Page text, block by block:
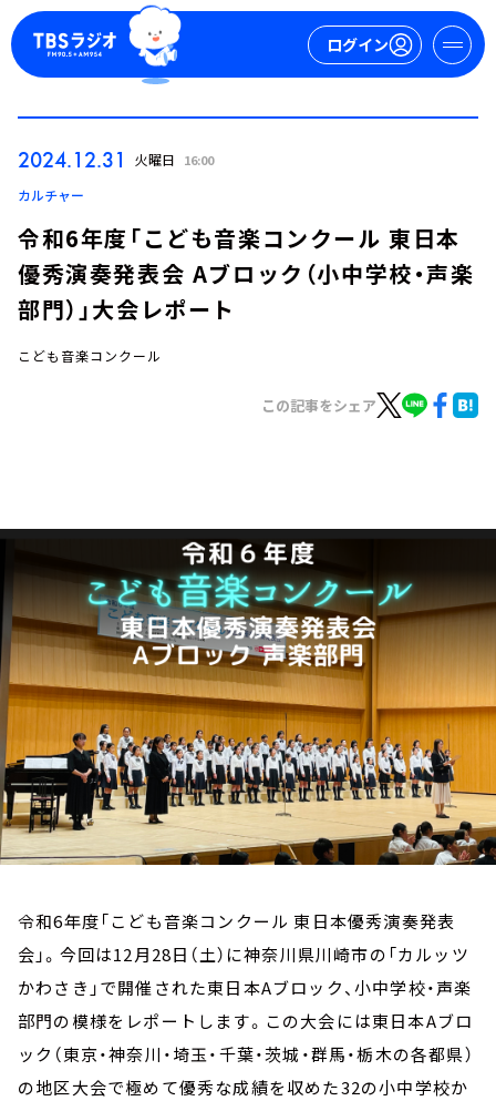
ログイン
イベント・グッズ
会社情報
2024.12.31 火曜日 16:00
カルチャー
令和6年度「こども音楽コンクール 東日本
優秀演奏発表会 Aブロック（小中学校・声楽
部門）」大会レポート
こども音楽コンクール
この記事をシェア
令和6年度「こども音楽コンクール 東日本優秀演奏発表
会」。今回は12月28日（土）に神奈川県川崎市の「カルッツ
かわさき」で開催された東日本Aブロック、小中学校・声楽
部門の模様をレポートします。この大会には東日本Aブロ
ック（東京・神奈川・埼玉・千葉・茨城・群馬・栃木の各都県）
の地区大会で極めて優秀な成績を収めた32の小中学校か